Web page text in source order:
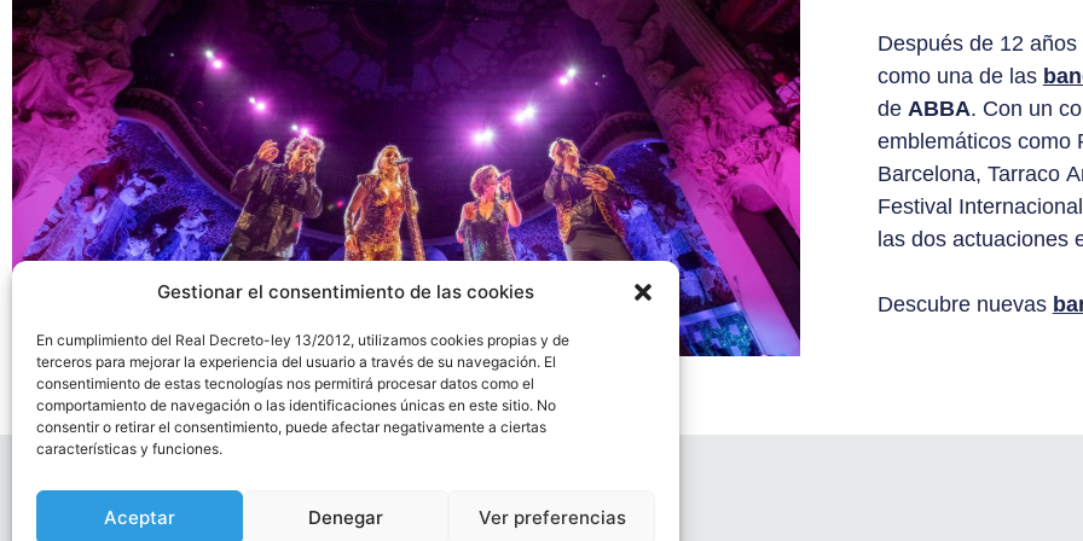
Gestionar el consentimiento de las cookies
En cumplimiento del Real Decreto-ley 13/2012, utilizamos cookies propias y de
terceros para mejorar la experiencia del usuario a través de su navegación. El
consentimiento de estas tecnologías nos permitirá procesar datos como el
comportamiento de navegación o las identificaciones únicas en este sitio. No
consentir o retirar el consentimiento, puede afectar negativamente a ciertas
características y funciones.
Aceptar Denegar Ver preferencias
Después de 12
como una de las
de ABBA. Con un
emblemáticos como
Barcelona, Tarraco
Festival
las dos actuaciones
Descubre nuevas